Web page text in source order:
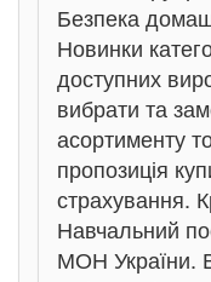
Безпека
Новинки
доступних
вибрати та
асортименту
пропозиція
страхування.
Навчальний
МОН України.